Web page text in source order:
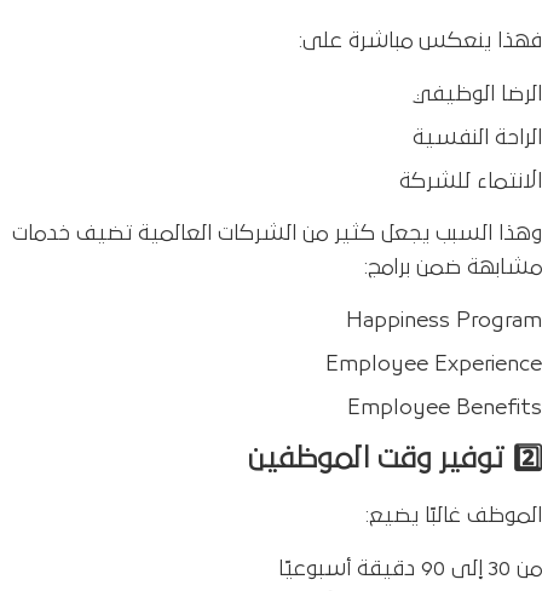
فهذا ينعكس مباشرة على:
الرضا الوظيفي
الراحة النفسية
الانتماء للشركة
وهذا السبب يجعل كثير من الشركات العالمية تضيف خدمات
مشابهة ضمن برامج:
Happiness Program
Employee Experience
Employee Benefits
2️⃣ توفير وقت الموظفين
الموظف غالبًا يضيع:
من 30 إلى 90 دقيقة أسبوعيًا